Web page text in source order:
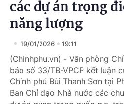
các dự án trọng
năng lượng
19/01/2026 19:11
(Chinhphu.vn) - Văn phòng
báo số 33/TB-VPCP kết luận
Chính phủ Bùi Thanh Sơn tại
Ban Chỉ đạo Nhà nước các